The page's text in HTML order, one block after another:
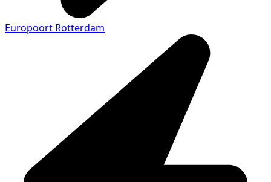
Europoort Rotterdam